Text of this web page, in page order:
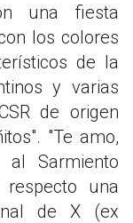
una fiesta
los colores
de la
y varias
de origen
"Te amo,
al Sarmiento
una
de X (ex